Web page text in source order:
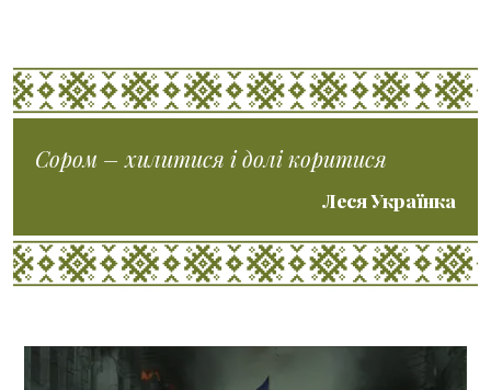
Сором – хилитися і долі коритися
Леся Українка